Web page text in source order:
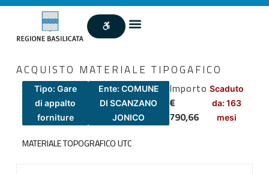
ACQUISTO MATERIALE TIPOGAFICO
Tipo: Gare
di appalto
forniture
Ente: COMUNE
DI SCANZANO
JONICO
Importo
€
790,66
Scaduto
da: 163
mesi
MATERIALE TOPOGRAFICO UTC